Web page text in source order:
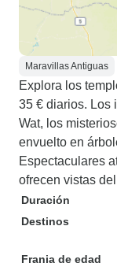
Maravillas Antiguas
Explora los
35 € diarios. Los
Wat, los
envuelto en
Espectaculares
ofrecen vistas
Duración
Destinos
Franja de edad